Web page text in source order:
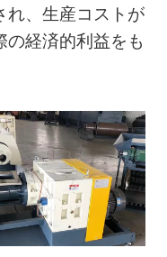
れ、生産コストが
経済的利益をも